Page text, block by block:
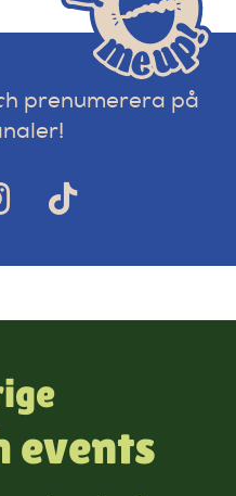
prenumerera på
events